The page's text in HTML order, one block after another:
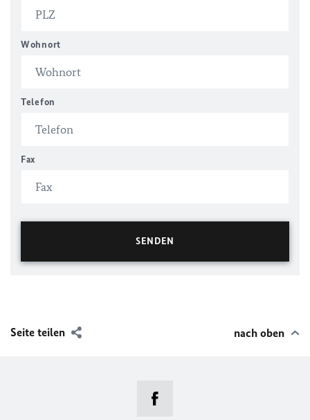
Wohnort
Telefon
Fax
Seite teilen nach oben